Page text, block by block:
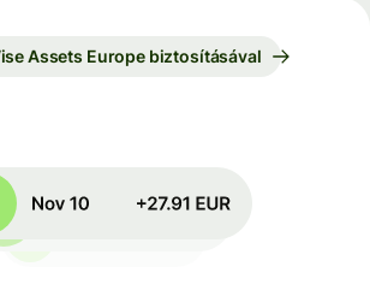
Assets Europe biztosításával